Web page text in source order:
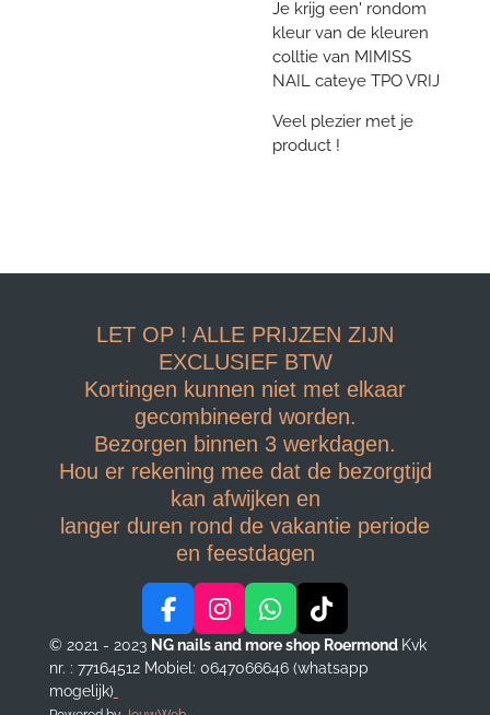
Je krijg een' rondom
kleur van de kleuren
colltie van MIMISS
NAIL cateye TPO VRIJ
Veel plezier met je
product !
LET OP ! ALLE PRIJZEN ZIJN
EXCLUSIEF BTW
Kortingen kunnen niet met elkaar
gecombineerd worden.
Bezorgen binnen 3 werkdagen.
Hou er rekening mee dat de bezorgtijd
kan afwijken en
langer duren rond de vakantie periode
en feestdagen
F
a
c
I
n
s
W
h
a
T
i
k
© 2021 - 2023 NG nails and more shop Roermond Kvk
nr. : 77164512 Mobiel: 0647066646 (whatsapp
mogelijk)